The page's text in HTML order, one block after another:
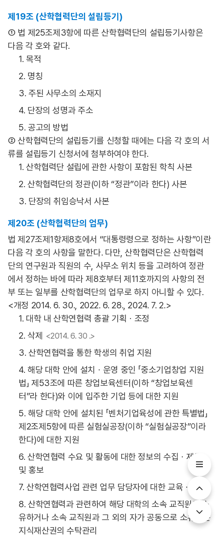
제19조 (산학협력단의 설립등기)
① 법 제25조제3항에 따른 산학협력단의 설립등기사항은
다음 각 호와 같다.
1. 목적
2. 명칭
3. 주된 사무소의 소재지
4. 단장의 성명과 주소
5. 공고의 방법
② 산학협력단의 설립등기를 신청할 때에는 다음 각 호의 서
류를 설립등기 신청서에 첨부하여야 한다.
1. 산학협력단 설립에 관한 사항이 포함된 학칙 사본
2. 산학협력단의 정관(이하 “정관”이라 한다) 사본
3. 단장의 취임승낙서 사본
제20조 (산학협력단의 업무)
법 제27조제1항제8호에서 “대통령령으로 정하는 사항”이란
다음 각 호의 사항을 말한다. 다만, 산학협력단은 산학협력
단의 연구원과 직원의 수, 사무소 위치 등을 고려하여 정관
에서 정하는 바에 따라 제8호부터 제11호까지의 사항의 전
부 또는 일부를 산학협력단의 업무로 하지 아니할 수 있다.
<개정 2014. 6. 30., 2022. 6. 28., 2024. 7. 2.>
1. 대학 내 산학연협력 총괄 기획ㆍ조정
2. 삭제
<2014. 6. 30 .>
3. 산학연협력을 통한 학생의 취업 지원
4. 해당 대학 안에 설치ㆍ운영 중인 「중소기업창업 지원
법」 제53조에 따른 창업보육센터(이하 “창업보육센
터”라 한다)와 이에 입주한 기업 등에 대한 지원
5. 해당 대학 안에 설치된 「벤처기업육성에 관한 특별법」
제2조제5항에 따른 실험실공장(이하 “실험실공장”이라
한다)에 대한 지원
6. 산학연협력 수요 및 활동에 대한 정보의 수집ㆍ제공
및 홍보
7. 산학연협력사업 관련 업무 담당자에 대한 교육ㆍ훈련
8. 산학연협력과 관련하여 해당 대학의 소속 교직원이 소
유하거나 소속 교직원과 그 외의 자가 공동으로 소유하는
지식재산권의 수탁관리